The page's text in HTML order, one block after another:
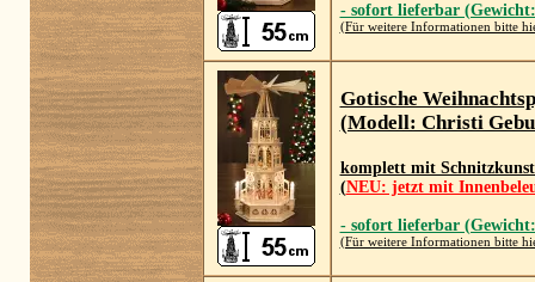
- sofort lieferbar
(Für weitere Informationen bitte
Gotische
(Modell: Christi
komplett mit
(NEU: jetzt mit
- sofort lieferbar
(Für weitere Informationen bitte